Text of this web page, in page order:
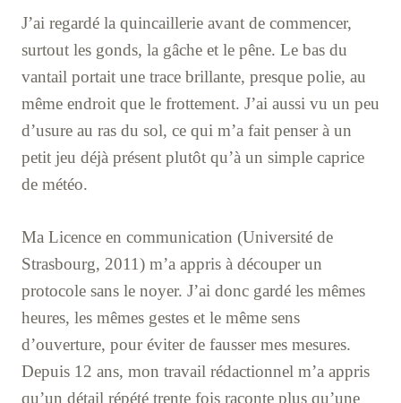
J’ai regardé la quincaillerie avant de commencer,
surtout les gonds, la gâche et le pêne. Le bas du
vantail portait une trace brillante, presque polie, au
même endroit que le frottement. J’ai aussi vu un peu
d’usure au ras du sol, ce qui m’a fait penser à un
petit jeu déjà présent plutôt qu’à un simple caprice
de météo.
Ma Licence en communication (Université de
Strasbourg, 2011) m’a appris à découper un
protocole sans le noyer. J’ai donc gardé les mêmes
heures, les mêmes gestes et le même sens
d’ouverture, pour éviter de fausser mes mesures.
Depuis 12 ans, mon travail rédactionnel m’a appris
qu’un détail répété trente fois raconte plus qu’une